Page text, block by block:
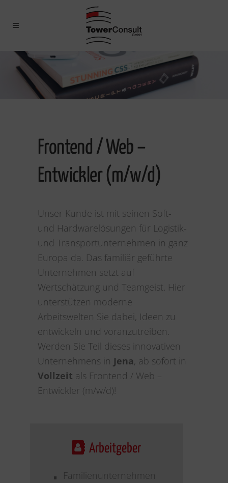
Frontend / Web –
Entwickler (m/w/d)
Unser Kunde ist mit seinen Soft-
und Hardwarelösungen für Logistik-
und Transportunternehmen in ganz
Europa da. Das familiär geführte
Unternehmen setzt auf
Wertschätzung und Teamgeist. Hier
unterstützen moderne
Arbeitswelten Sie dabei, Ideen zu
entwickeln und voranzutreiben.
Werden Sie Teil dieses innovativen
Unternehmens in Jena, ab sofort in
Vollzeit als Frontend / Web –
Entwickler (m/w/d)!
Arbeitgeber
Familienunternehmen